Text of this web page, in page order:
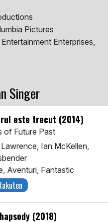
Pictures
Enterprises,
Singer
este trecut (2014)
of Future Past
Ian McKellen,
Aventuri, Fantastic
(2018)